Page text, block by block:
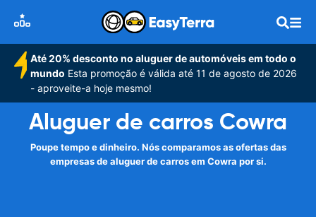
Até 20% desconto no aluguer de automóveis em todo o
mundo Esta promoção é válida até 11 de agosto de 2026
- aproveite-a hoje mesmo!
Aluguer de carros Cowra
Poupe tempo e dinheiro. Nós comparamos as ofertas das
empresas de aluguer de carros em Cowra por si.